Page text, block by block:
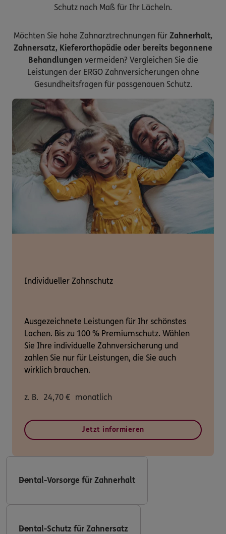
Schutz nach Maß für Ihr Lächeln.
Möchten Sie hohe Zahnarztrechnungen für Zahnerhalt,
Zahnersatz, Kieferorthopädie oder bereits begonnene
Behandlungen vermeiden? Vergleichen Sie die
Leistungen der ERGO Zahnversicherungen ohne
Gesundheitsfragen für passgenauen Schutz.
Individueller Zahnschutz
Ausgezeichnete Leistungen für Ihr schönstes
Lachen. Bis zu 100 % Premiumschutz. Wählen
Sie Ihre individuelle Zahnversicherung und
zahlen Sie nur für Leistungen, die Sie auch
wirklich brauchen.
z. B. 24,70 € monatlich
Jetzt informieren
Dental-Vorsorge für Zahnerhalt
Dental-Schutz für Zahnersatz